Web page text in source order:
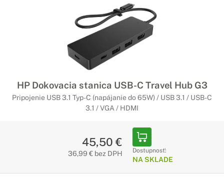
HP Dokovacia stanica USB-C Travel Hub G3
Pripojenie USB 3.1 Typ-C (napájanie do 65W) / USB 3.1 / USB-C
3.1 / VGA / HDMI
45,50 €
36,99 € bez DPH Dostupnosť:
NA SKLADE